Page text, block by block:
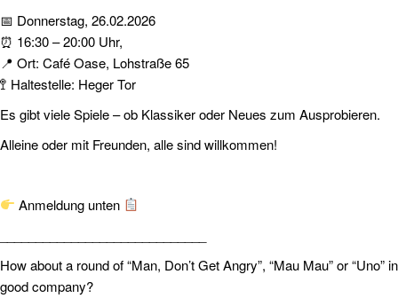
📅 Donnerstag, 26.02.2026
⏰ 16:30 – 20:00 Uhr,
📍 Ort: Café Oase, Lohstraße 65
🚏 Haltestelle: Heger Tor
Es gibt viele Spiele – ob Klassiker oder Neues zum Ausprobieren.
Alleine oder mit Freunden, alle sind willkommen!
Anmeldung unten
How about a round of “Man, Don’t Get Angry”, “Mau Mau” or “Uno” in
good company?